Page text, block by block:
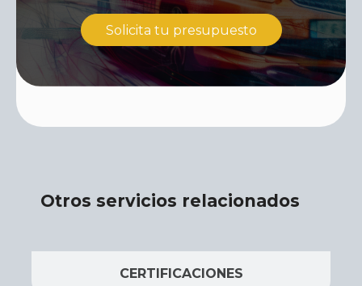
Solicita tu presupuesto
Otros servicios relacionados
CERTIFICACIONES